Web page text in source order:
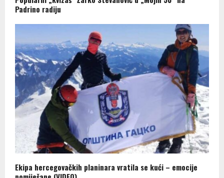
Padrino radiju
Ekipa hercegovačkih planinara vratila se kući – emocije